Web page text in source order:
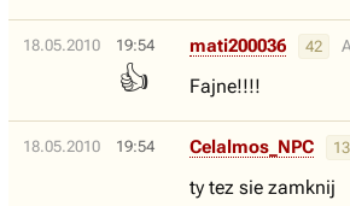
18.05.2010 19:54
👍
mati200036 42
Fajne!!!!
18.05.2010 19:54 Celalmos_NPC 13
ty tez sie zamknij